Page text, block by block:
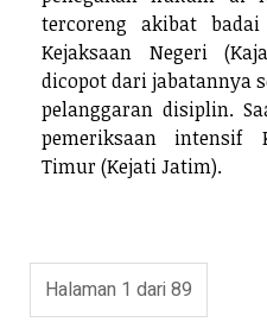
tercoreng akibat
Kejaksaan Negeri
dicopot dari jabatannya
pelanggaran disiplin.
pemeriksaan intensif
Timur (Kejati Jatim).
Halaman 1 dari 89